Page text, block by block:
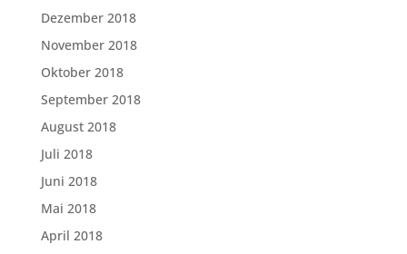
Dezember 2018
November 2018
Oktober 2018
September 2018
August 2018
Juli 2018
Juni 2018
Mai 2018
April 2018